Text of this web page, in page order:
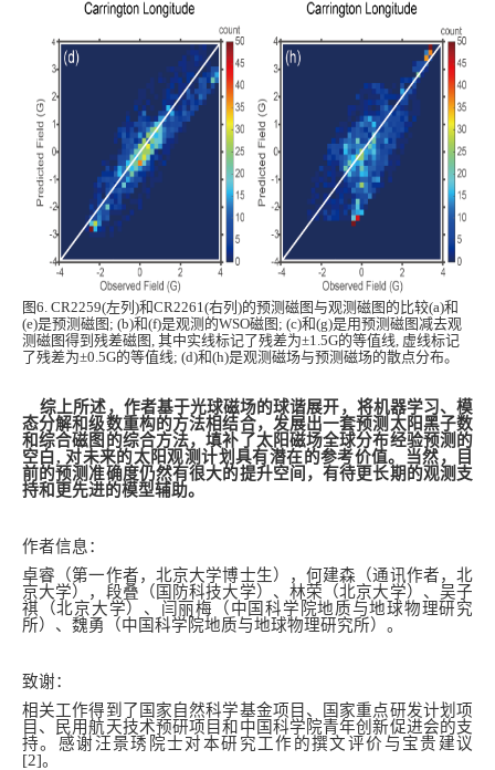
图6. CR2259(左列)和CR2261(右列)的预测磁图与观测磁图的比较(a)和
(e)是预测磁图; (b)和(f)是观测的WSO磁图; (c)和(g)是用预测磁图减去观
测磁图得到残差磁图, 其中实线标记了残差为±1.5G的等值线, 虚线标记
了残差为±0.5G的等值线; (d)和(h)是观测磁场与预测磁场的散点分布。
综上所述，作者基于光球磁场的球谐展开，将机器学习、模
态分解和级数重构的方法相结合，发展出一套预测太阳黑子数
和综合磁图的综合方法，填补了太阳磁场全球分布经验预测的
空白, 对未来的太阳观测计划具有潜在的参考价值。当然，目
前的预测准确度仍然有很大的提升空间，有待更长期的观测支
持和更先进的模型辅助。
作者信息：
卓睿（第一作者，北京大学博士生），何建森（通讯作者，北
京大学），段叠（国防科技大学）、林荣（北京大学）、吴子
祺（北京大学）、闫丽梅（中国科学院地质与地球物理研究
所）、魏勇（中国科学院地质与地球物理研究所）。
致谢：
相关工作得到了国家自然科学基金项目、国家重点研发计划项
目、民用航天技术预研项目和中国科学院青年创新促进会的支
持。感谢汪景琇院士对本研究工作的撰文评价与宝贵建议
[2]。